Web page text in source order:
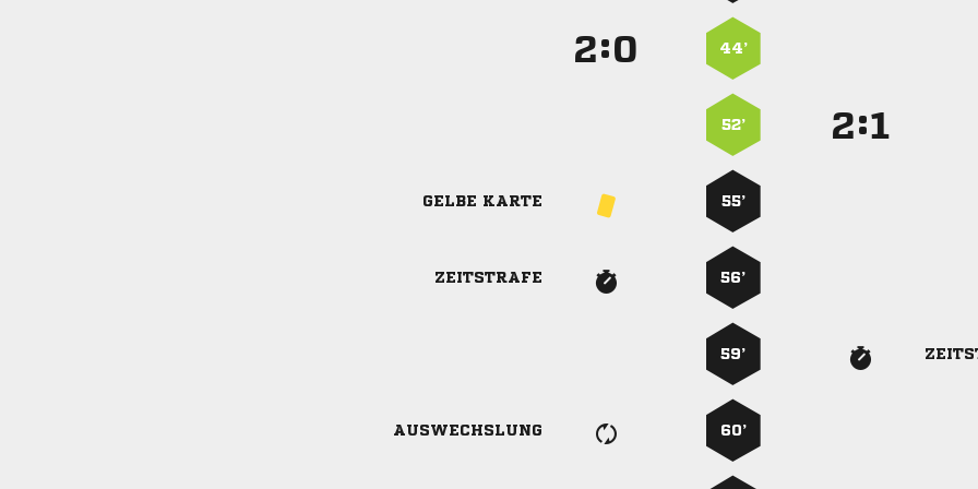
: 44’
52’ :
GELBE KARTE 55’
ZEITSTRAFE 56’
59’
AUSWECHSLUNG 60’